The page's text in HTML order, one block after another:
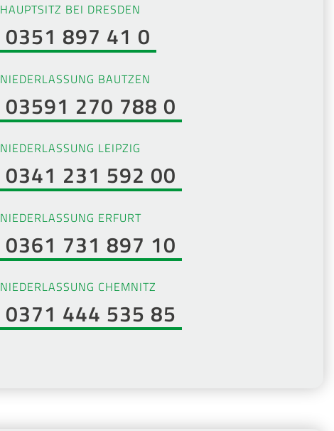
HAUPTSITZ BEI DRESDEN
0351 897 41 0
NIEDERLASSUNG BAUTZEN
03591 270 788 0
NIEDERLASSUNG LEIPZIG
0341 231 592 00
NIEDERLASSUNG ERFURT
0361 731 897 10
NIEDERLASSUNG CHEMNITZ
0371 444 535 85